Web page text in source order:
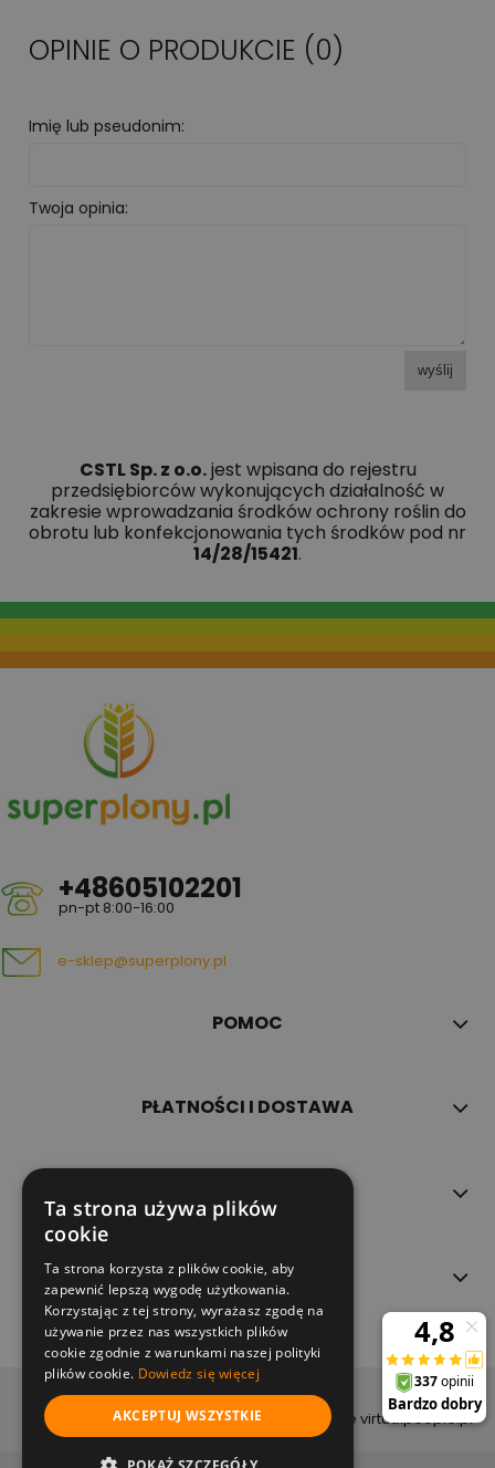
OPINIE O PRODUKCIE (0)
Imię lub pseudonim:
Twoja opinia:
wyślij
CSTL Sp. z o.o.jest wpisana do rejestru
przedsiębiorców wykonujących działalność w
zakresie wprowadzania środków ochrony roślin do
obrotu lub konfekcjonowania tych środków pod nr
14/28/15421.
+48605102201
pn-pt 8:00-16:00
e-sklep@superplony.pl
POMOC
PŁATNOŚCI I DOSTAWA
O NAS
copyright (c) 2022
projekt i wykonanie virtualpeople.pl
Ta strona używa plików
cookie
Ta strona korzysta z plików cookie, aby
zapewnić lepszą wygodę użytkowania.
Korzystając z tej strony, wyrażasz zgodę na
używanie przez nas wszystkich plików
cookie zgodnie z warunkami naszej polityki
plików cookie. Dowiedz się więcej
AKCEPTUJ WSZYSTKIE